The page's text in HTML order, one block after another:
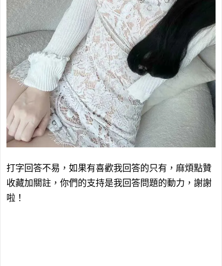
打字回答不易，如果有喜歡我回答的只有，麻煩點贊
收藏加關註，你們的支持是我回答問題的動力，謝謝
啦！